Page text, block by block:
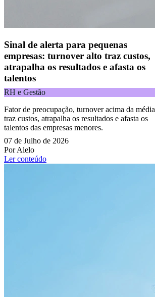
Sinal de alerta para pequenas
empresas: turnover alto traz custos,
atrapalha os resultados e afasta os
talentos
RH e Gestão
Fator de preocupação, turnover acima da média
traz custos, atrapalha os resultados e afasta os
talentos das empresas menores.
07 de Julho de 2026
Por Alelo
Ler conteúdo